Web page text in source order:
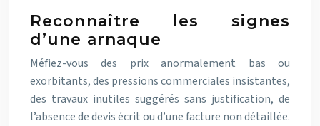
Reconnaître les signes
d’une arnaque
Méfiez-vous des prix anormalement bas ou
exorbitants, des pressions commerciales insistantes,
des travaux inutiles suggérés sans justification, de
l’absence de devis écrit ou d’une facture non détaillée.